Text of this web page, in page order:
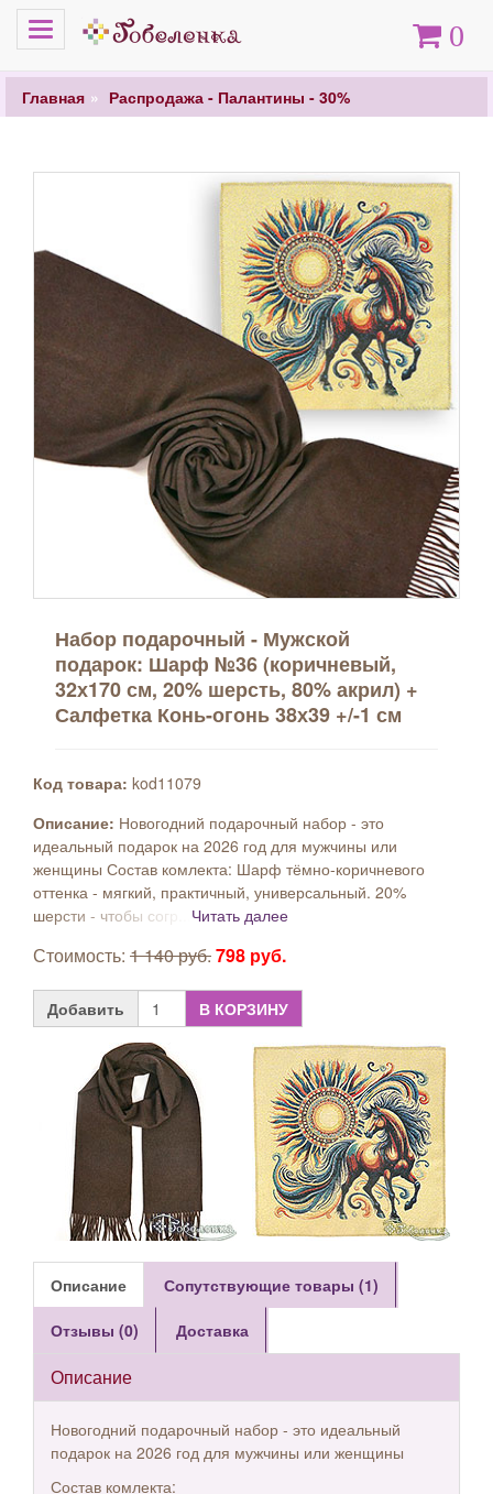
Меню Корзина
0
Главная Распродажа - Палантины - 30%
Набор подарочный - Мужской
подарок: Шарф №36 (коричневый,
32х170 см, 20% шерсть, 80% акрил) +
Салфетка Конь-огонь 38х39 +/-1 см
Код товара: kod11079
Описание: Новогодний подарочный набор - это
идеальный подарок на 2026 год для мужчины или
женщины Состав комлекта: Шарф тёмно-коричневого
оттенка - мягкий, практичный, универсальный. 20%
шерсти - чтобы согр... Читать далее
Стоимость: 1 140 руб.798 руб.
Добавить В КОРЗИНУ
Описание Сопутствующие товары (1)
Отзывы (0) Доставка
Описание
Новогодний подарочный набор - это идеальный
подарок на 2026 год для мужчины или женщины
Состав комлекта: